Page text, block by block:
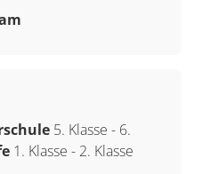
5. Klasse - 6.
1. Klasse - 2. Klasse